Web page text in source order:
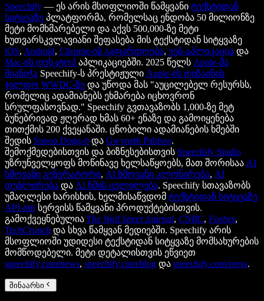
Speechify — ეს არის მსოფლიოში წამყვანი ტექსტიდან
სიტყვაზე პლატფორმა, რომელსაც ენდობა 50 მილიონზე
მეტი მომხმარებელი და აქვს 500,000-ზე მეტი
ხუთვარსკვლავიანი შეფასება მის ტექსტიდან სიტყვაზე
iOS, Android, Chrome-ის გაფართოება, ვებ-აპლიკაცია და
Mac-ის დესკტოპ აპლიკაციებში. 2025 წელს Apple-მა
მიანიჭა Speechify-ს პრესტიჟული Apple-ის დიზაინის
ჯილდო WWDC-ზე და უწოდა მას "აუცილებელ რესურსს,
რომელიც ადამიანებს ეხმარება იცხოვრონ
სრულფასოვნად." Speechify გვთავაზობს 1,000-ზე მეტ
ბუნებრივად ჟღერად ხმას 60+ ენაზე და გამოიყენება
თითქმის 200 ქვეყანაში. ცნობილი ადამიანების ხმებში
შედის Snoop Dogg-ი და Gwyneth Paltrow.
შემოქმედებისთვის და ბიზნესებისთვის Speechify Studio
უზრუნველყოფს მოწინავე ხელსაწყოებს, მათ შორისაა AI
ხმოვანი გენერატორი, AI ხმოვანი კლონირება, AI
დუბლირება და AI ხმის ცვლილება. Speechify სთავაზობს
უმაღლესი ხარისხის, ხელმისაწვდომ ტექსტიდან სიტყვაზე
API-ით სერვისს წამყვანი პროდუქტებისთვის.
გამოქვეყნებულია The Wall Street Journal, CNBC, Forbes,
TechCrunch და სხვა წამყვან მედიებში. Speechify არის
მსოფლიოში უდიდესი ტექსტიდან სიტყვაზე მომსახურების
მომწოდებელი. მეტი დეტალისთვის ეწვიეთ
speechify.com/news, speechify.com/blog და speechify.com/press.
შინაარსი